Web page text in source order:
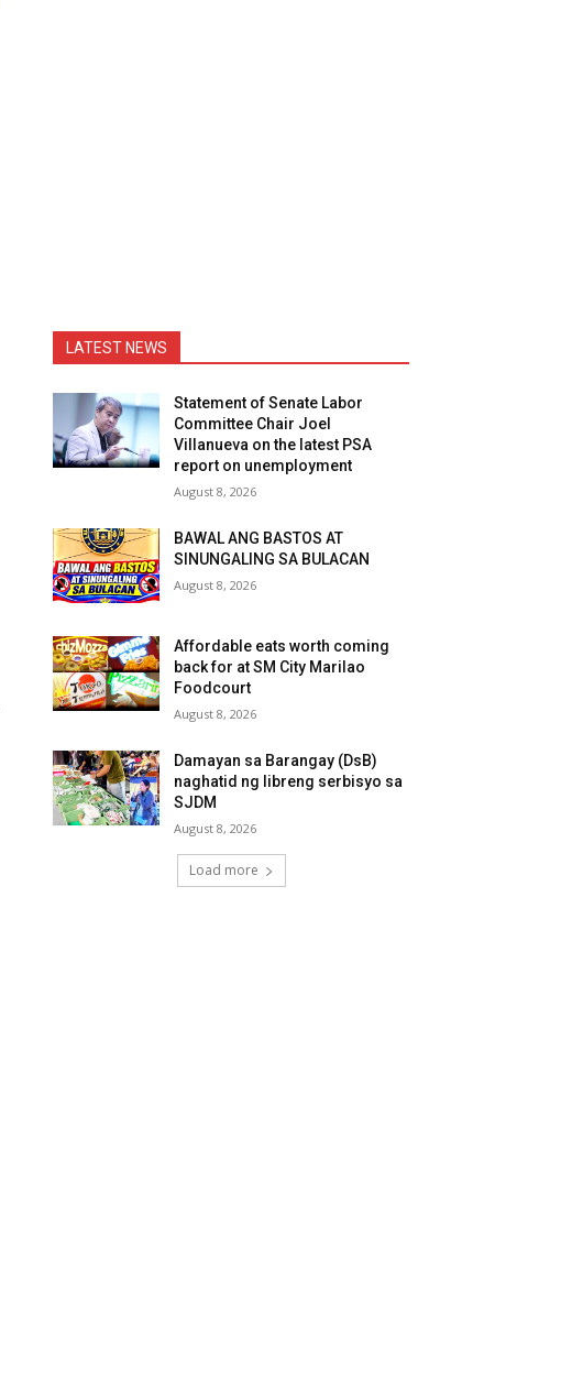
LATEST NEWS
Statement of Senate Labor
Committee Chair Joel
Villanueva on the latest PSA
report on unemployment
August 8, 2026
BAWAL ANG BASTOS AT
SINUNGALING SA BULACAN
August 8, 2026
Affordable eats worth coming
back for at SM City Marilao
Foodcourt
August 8, 2026
Damayan sa Barangay (DsB)
naghatid ng libreng serbisyo sa
SJDM
August 8, 2026
Load more